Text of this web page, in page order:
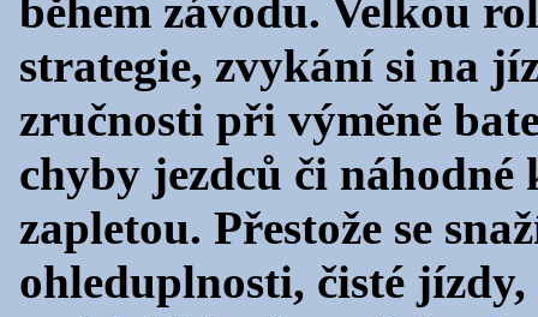
během závodu. Velkou
strategie, zvykání si na
zručnosti při výměně
chyby jezdců či náhodné
zapletou. Přestože se
ohleduplnosti, čisté